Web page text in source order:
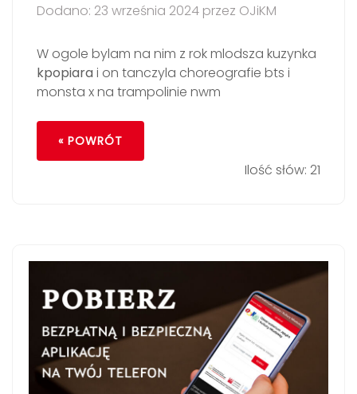
Dodano: 23 września 2024 przez OJiKM
W ogole bylam na nim z rok mlodsza kuzynka
kpopiara i on tanczyla choreografie bts i
monsta x na trampolinie nwm
« POWRÓT
Ilość słów: 21